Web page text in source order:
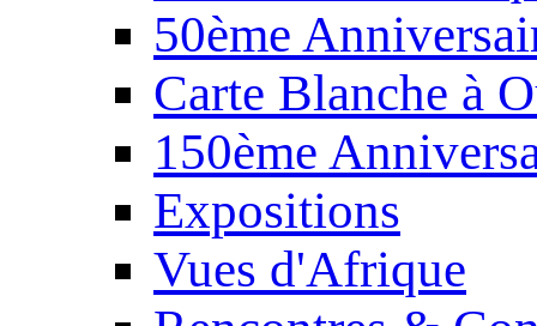
50ème
Carte Blanche à
150ème
Expositions
Vues d'Afrique